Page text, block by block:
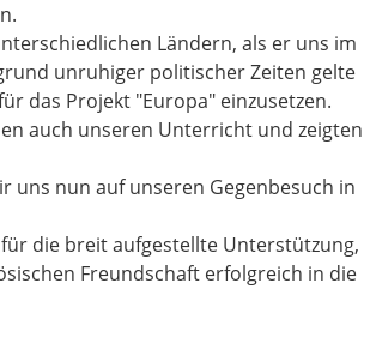
Ländern, als er uns im
unruhiger politischer Zeiten gelte
das Projekt "Europa" einzusetzen.
auch unseren Unterricht und zeigten
uns nun auf unseren Gegenbesuch in
die breit aufgestellte Unterstützung,
Freundschaft erfolgreich in die